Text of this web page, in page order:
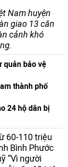
Nam huyện
giao 13 căn
cảnh khó
quản bảo vệ
thành phố
24 hộ dân bị
60-110 triệu
Bình Phước
“Vì người